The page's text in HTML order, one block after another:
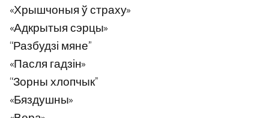
«Хрышчоныя ў страху»
«Адкрытыя сэрцы»
“Разбудзі мяне”
«Пасля гадзін»
“Зорны хлопчык”
«Бяздушны»